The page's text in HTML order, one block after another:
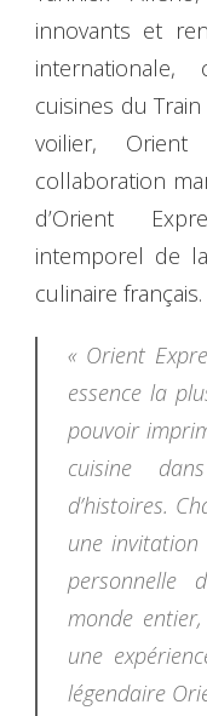
innovants et
cuisines du
voilier, Orient
collaboration
d’Orient
intemporel de
culinaire français.
« Orient
essence la
pouvoir
cuisine
d’histoires.
une
personnelle
monde
une
légendaire